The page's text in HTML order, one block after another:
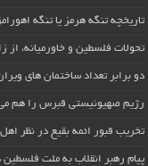
تاریخچه تنگه هرمز یا تنگه
تحولات فلسطین و خاورمیانه،
دو برابر تعداد ساختمان های
رژیم صهیونیستی قبرس را هم
تخریب قبور ائمه بقیع در نظر
پیام رهبر انقلاب به ملت